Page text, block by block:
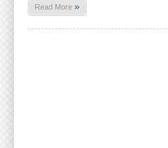
Read More »